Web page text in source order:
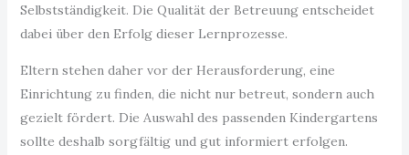
Selbstständigkeit. Die Qualität der Betreuung entscheidet
dabei über den Erfolg dieser Lernprozesse.
Eltern stehen daher vor der Herausforderung, eine
Einrichtung zu finden, die nicht nur betreut, sondern auch
gezielt fördert. Die Auswahl des passenden Kindergartens
sollte deshalb sorgfältig und gut informiert erfolgen.